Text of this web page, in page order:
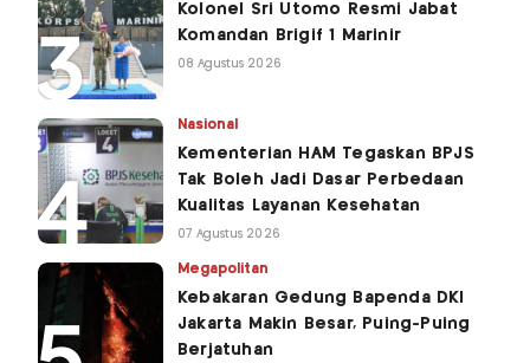
Kolonel Sri Utomo Resmi Jabat
Komandan Brigif 1 Marinir
08 Agustus 2026
Nasional
Kementerian HAM Tegaskan BPJS
Tak Boleh Jadi Dasar Perbedaan
Kualitas Layanan Kesehatan
07 Agustus 2026
Megapolitan
Kebakaran Gedung Bapenda DKI
Jakarta Makin Besar, Puing-Puing
Berjatuhan